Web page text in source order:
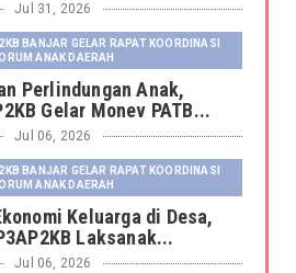
Jul 31, 2026
BANJAR GELAR RAPAT KOORDINASI
ANAK DAERAH
Perlindungan Anak,
Gelar Monev PATB...
Jul 06, 2026
BANJAR GELAR RAPAT KOORDINASI
ANAK DAERAH
Keluarga di Desa,
Laksanak...
Jul 06, 2026